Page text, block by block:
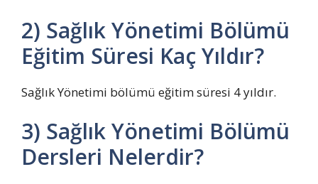
2) Sağlık Yönetimi Bölümü
Eğitim Süresi Kaç Yıldır?
Sağlık Yönetimi bölümü eğitim süresi 4 yıldır.
3) Sağlık Yönetimi Bölümü
Dersleri Nelerdir?